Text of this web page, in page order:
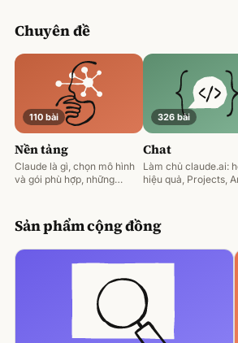
Chuyên đề
110 bài
Nền tảng
Claude là gì, chọn mô hình
và gói phù hợp, những
326 bài
Chat
Làm chủ claude.ai:
hiệu quả, Projects,
Sản phẩm cộng đồng